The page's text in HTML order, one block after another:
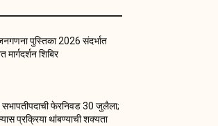
पुस्तिका 2026 संदर्भात
मार्गदर्शन शिबिर
फेरनिवड 30 जुलैला;
प्रक्रिया थांबण्याची शक्यता